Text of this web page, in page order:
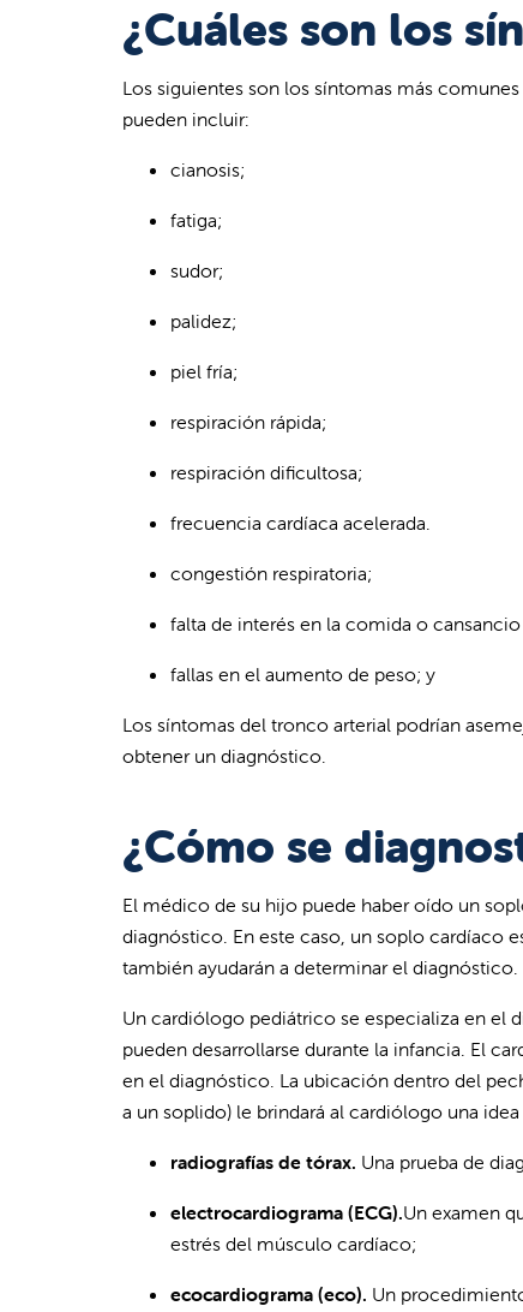
¿Cuáles son los
Los siguientes son los síntomas más
pueden incluir:
cianosis;
fatiga;
sudor;
palidez;
piel fría;
respiración rápida;
respiración dificultosa;
frecuencia cardíaca acelerada.
congestión respiratoria;
falta de interés en la comida o
fallas en el aumento de peso; y
Los síntomas del tronco arterial podrían
obtener un diagnóstico.
¿Cómo se
El médico de su hijo puede haber oído un
diagnóstico. En este caso, un soplo cardíaco
también ayudarán a determinar el diagnóstico.
Un cardiólogo pediátrico se especializa en
pueden desarrollarse durante la infancia. El
en el diagnóstico. La ubicación dentro del
a un soplido) le brindará al cardiólogo una
radiografías de tórax. Una prueba de
electrocardiograma (ECG).Un examen
estrés del músculo cardíaco;
ecocardiograma (eco). Un